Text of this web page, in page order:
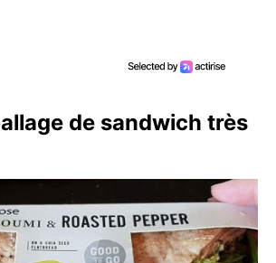
de sandwich très